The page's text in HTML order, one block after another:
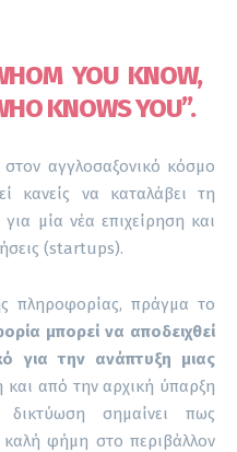
YOU KNOW,
KNOWS YOU”.
αγγλοσαξονικό κόσμο
κανείς να καταλάβει τη
μία νέα επιχείρηση και
(startups).
πληροφορίας, πράγμα το
μπορεί να αποδειχθεί
για την ανάπτυξη μιας
και από την αρχική ύπαρξη
σημαίνει πως
φήμη στο περιβάλλον